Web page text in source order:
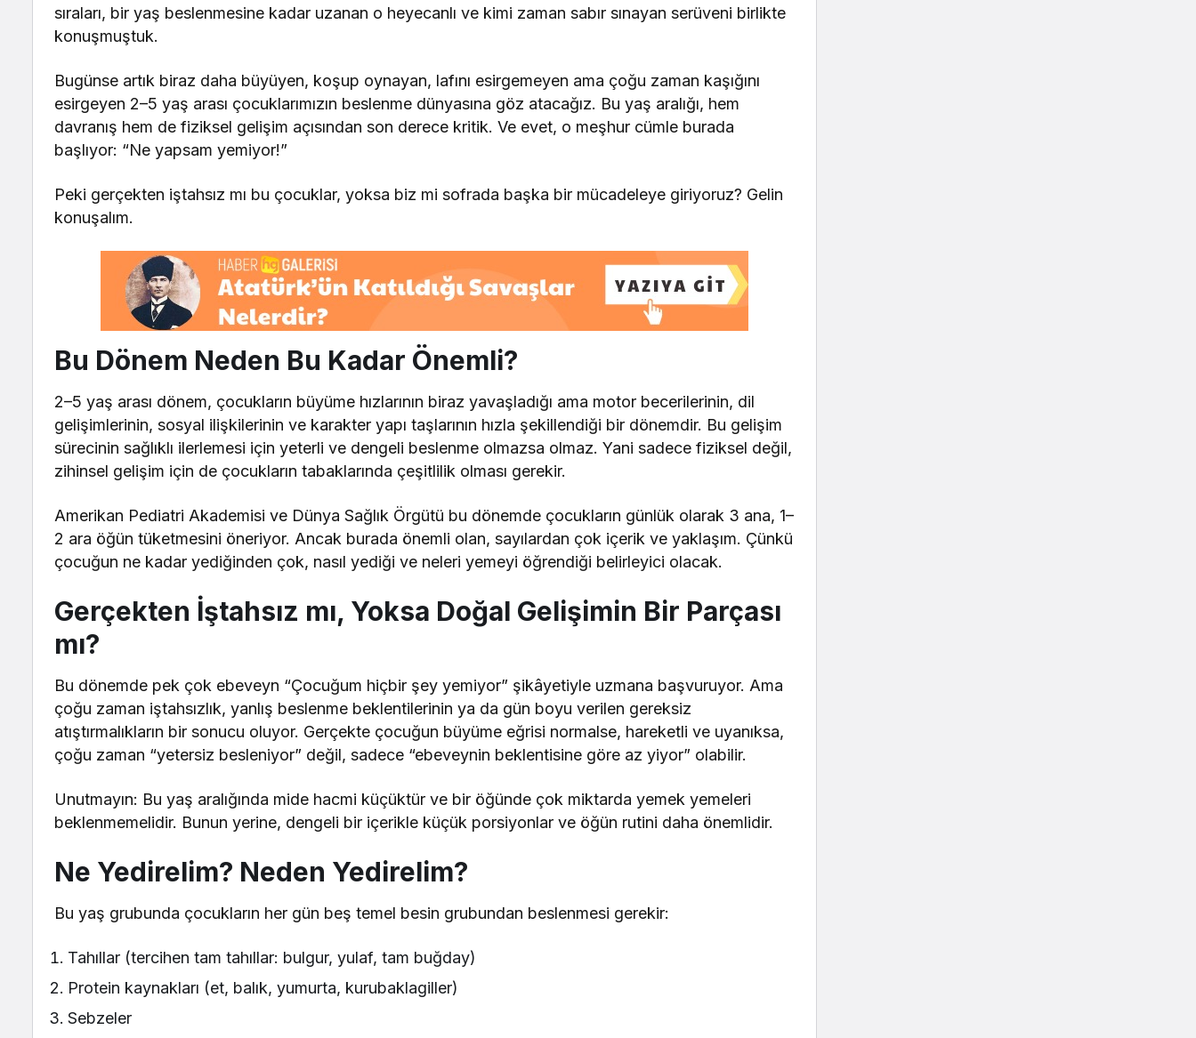
sıraları, bir yaş beslenmesine kadar uzanan o heyecanlı ve kimi zaman sabır sınayan serüveni birlikte
konuşmuştuk.
Bugünse artık biraz daha büyüyen, koşup oynayan, lafını esirgemeyen ama çoğu zaman kaşığını
esirgeyen 2–5 yaş arası çocuklarımızın beslenme dünyasına göz atacağız. Bu yaş aralığı, hem
davranış hem de fiziksel gelişim açısından son derece kritik. Ve evet, o meşhur cümle burada
başlıyor: “Ne yapsam yemiyor!”
Peki gerçekten iştahsız mı bu çocuklar, yoksa biz mi sofrada başka bir mücadeleye giriyoruz? Gelin
konuşalım.
Bu Dönem Neden Bu Kadar Önemli?
2–5 yaş arası dönem, çocukların büyüme hızlarının biraz yavaşladığı ama motor becerilerinin, dil
gelişimlerinin, sosyal ilişkilerinin ve karakter yapı taşlarının hızla şekillendiği bir dönemdir. Bu gelişim
sürecinin sağlıklı ilerlemesi için yeterli ve dengeli beslenme olmazsa olmaz. Yani sadece fiziksel değil,
zihinsel gelişim için de çocukların tabaklarında çeşitlilik olması gerekir.
Amerikan Pediatri Akademisi ve Dünya Sağlık Örgütü bu dönemde çocukların günlük olarak 3 ana, 1–
2 ara öğün tüketmesini öneriyor. Ancak burada önemli olan, sayılardan çok içerik ve yaklaşım. Çünkü
çocuğun ne kadar yediğinden çok, nasıl yediği ve neleri yemeyi öğrendiği belirleyici olacak.
Gerçekten İştahsız mı, Yoksa Doğal Gelişimin Bir Parçası
mı?
Bu dönemde pek çok ebeveyn “Çocuğum hiçbir şey yemiyor” şikâyetiyle uzmana başvuruyor. Ama
çoğu zaman iştahsızlık, yanlış beslenme beklentilerinin ya da gün boyu verilen gereksiz
atıştırmalıkların bir sonucu oluyor. Gerçekte çocuğun büyüme eğrisi normalse, hareketli ve uyanıksa,
çoğu zaman “yetersiz besleniyor” değil, sadece “ebeveynin beklentisine göre az yiyor” olabilir.
Unutmayın: Bu yaş aralığında mide hacmi küçüktür ve bir öğünde çok miktarda yemek yemeleri
beklenmemelidir. Bunun yerine, dengeli bir içerikle küçük porsiyonlar ve öğün rutini daha önemlidir.
Ne Yedirelim? Neden Yedirelim?
Bu yaş grubunda çocukların her gün beş temel besin grubundan beslenmesi gerekir:
Tahıllar (tercihen tam tahıllar: bulgur, yulaf, tam buğday)
Protein kaynakları (et, balık, yumurta, kurubaklagiller)
Sebzeler